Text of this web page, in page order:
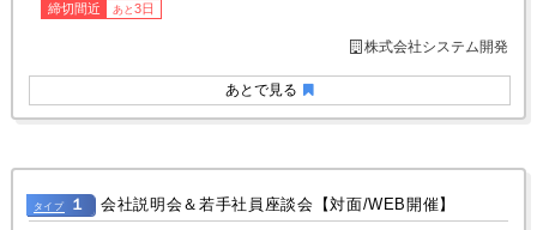
あとで見る
締切間近 あと 3日
株式会社システム開発
タイプ １ 会社説明会＆若手社員座談会【対面/WEB開催】